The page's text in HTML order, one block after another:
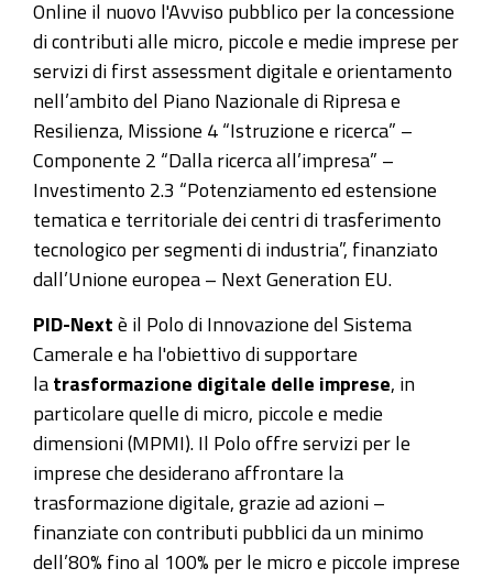
Online il nuovo l'Avviso pubblico per la concessione
di contributi alle micro, piccole e medie imprese per
servizi di first assessment digitale e orientamento
nell’ambito del Piano Nazionale di Ripresa e
Resilienza, Missione 4 “Istruzione e ricerca” –
Componente 2 “Dalla ricerca all’impresa” –
Investimento 2.3 “Potenziamento ed estensione
tematica e territoriale dei centri di trasferimento
tecnologico per segmenti di industria”, finanziato
dall’Unione europea – Next Generation EU.
PID-Next è il Polo di Innovazione del Sistema
Camerale e ha l'obiettivo di supportare
la trasformazione digitale delle imprese , in
particolare quelle di micro, piccole e medie
dimensioni (MPMI). Il Polo offre servizi per le
imprese che desiderano affrontare la
trasformazione digitale, grazie ad azioni –
finanziate con contributi pubblici da un minimo
dell’80% fino al 100% per le micro e piccole imprese